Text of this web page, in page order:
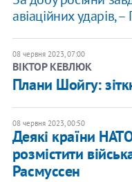
авіаційних ударів,
08 червня 2023, 07:00
ВІКТОР КЕВЛЮК
​Плани Шойгу:
08 червня 2023, 00:50
Деякі країни
розмістити
Расмуссен